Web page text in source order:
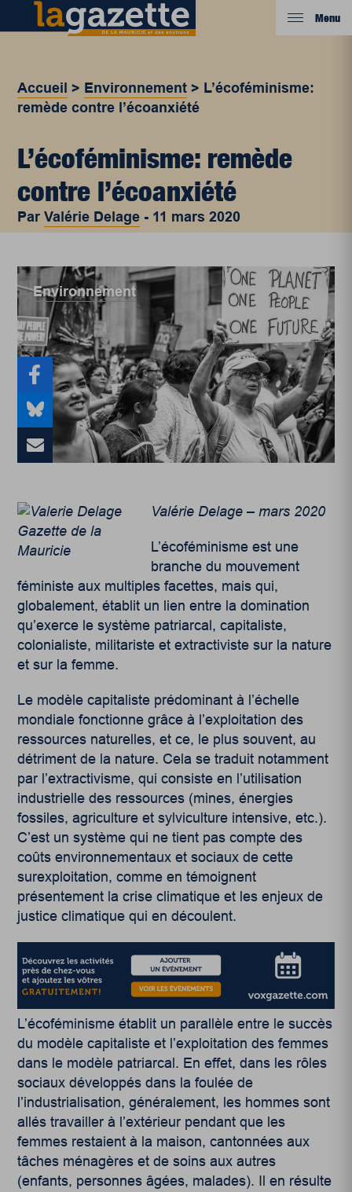
Menu
Accueil > Environnement > L’écoféminisme:
remède contre l’écoanxiété
L’écoféminisme: remède
contre l’écoanxiété
ParValérie Delage - 11 mars 2020
Environnement
Valérie Delage – mars 2020
L’écoféminisme est une
branche du mouvement
féministe aux multiples facettes, mais qui,
globalement, établit un lien entre la domination
qu’exerce le système patriarcal, capitaliste,
colonialiste, militariste et extractiviste sur la nature
et sur la femme.
Le modèle capitaliste prédominant à l’échelle
mondiale fonctionne grâce à l’exploitation des
ressources naturelles, et ce, le plus souvent, au
détriment de la nature. Cela se traduit notamment
par l’extractivisme, qui consiste en l’utilisation
industrielle des ressources (mines, énergies
fossiles, agriculture et sylviculture intensive, etc.).
C’est un système qui ne tient pas compte des
coûts environnementaux et sociaux de cette
surexploitation, comme en témoignent
présentement la crise climatique et les enjeux de
justice climatique qui en découlent.
L’écoféminisme établit un parallèle entre le succès
du modèle capitaliste et l’exploitation des femmes
dans le modèle patriarcal. En effet, dans les rôles
sociaux développés dans la foulée de
l’industrialisation, généralement, les hommes sont
allés travailler à l’extérieur pendant que les
femmes restaient à la maison, cantonnées aux
tâches ménagères et de soins aux autres
(enfants, personnes âgées, malades). Il en résulte